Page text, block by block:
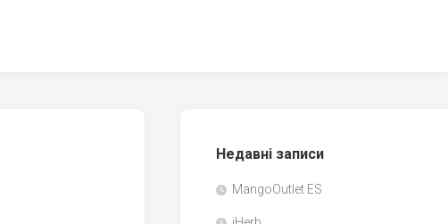
Недавні записи
MangoOutlet ES